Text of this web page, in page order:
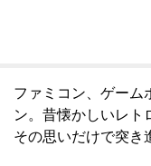
ファミコン、ゲーム
ン。昔懐かしいレト
その思いだけで突き